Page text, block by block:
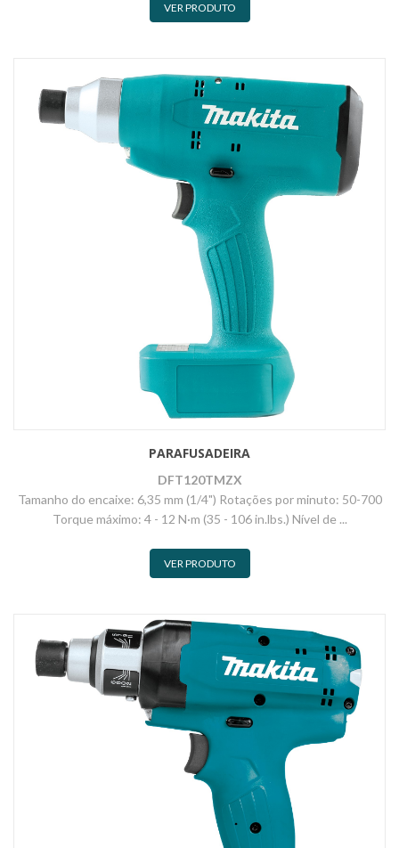
VER PRODUTO
PARAFUSADEIRA
DFT120TMZX
Tamanho do encaixe: 6,35 mm (1/4") Rotações por minuto: 50-700
Torque máximo: 4 - 12 N·m (35 - 106 in.lbs.) Nível de ...
VER PRODUTO